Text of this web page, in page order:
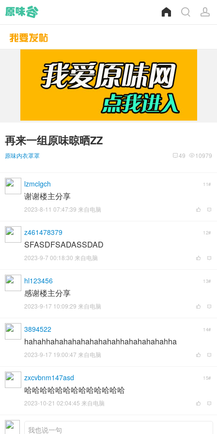
再来一组原味晾晒ZZ
原味内衣罩罩 10979
49
lzmclgch 11#
谢谢楼主分享
2023-8-11 07:47:39 来自电脑
z461478379 12#
SFASDFSADASSDAD
2023-9-7 00:18:30 来自电脑
hl123456 13#
感谢楼主分享
2023-9-17 10:09:29 来自电脑
3894522 14#
hahahhahahahahahahahahhahahahahahha
2023-9-17 19:00:47 来自电脑
zxcvbnm147asd 15#
哈哈哈哈哈哈哈哈哈哈哈哈哈
2023-10-21 02:04:45 来自电脑